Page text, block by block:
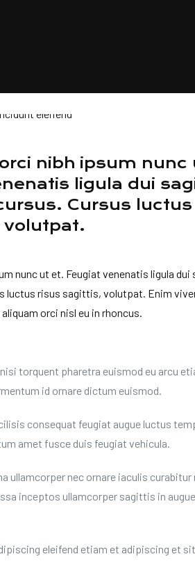
nibh ipsum nunc
ligula dui
Cursus luctus
volutpat.
nunc ut et. Feugiat venenatis ligula dui
luctus risus sagittis, volutpat. Enim
orci nisl eu in rhoncus.
torquent pharetra euismod eu arcu
id ornare dictum euismod.
consequat feugiat augue luctus
amet fusce duis feugiat vehicula.
ullamcorper nec ornare iaculis curabitur
inceptos ullamcorper sagittis in augue
eleifend etiam et adipiscing et